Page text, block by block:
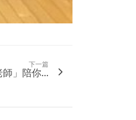
下一篇
」陪你...